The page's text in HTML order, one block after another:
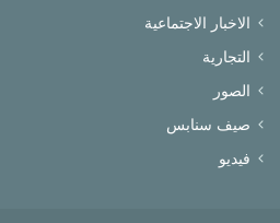
الاخبار الاجتماعية
التجارية
الصور
صيف سنابس
فيديو